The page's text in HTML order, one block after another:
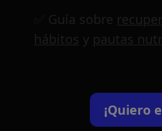
✅ Guía sobre
hábitos y pautas
¡Quiero